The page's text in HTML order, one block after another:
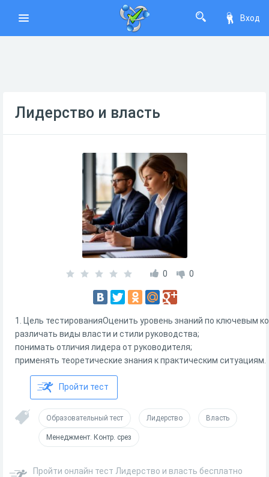
Вход
Лидерство и власть
0 0
1. Цель тестированияОценить уровень знаний по ключевым
различать виды власти и стили руководства;
понимать отличия лидера от руководителя;
применять теоретические знания к практическим ситуациям.
Пройти тест
Образовательный тест Лидерство Власть
Менеджмент. Контр. срез
Пройти онлайн тест Лидерство и власть бесплатно